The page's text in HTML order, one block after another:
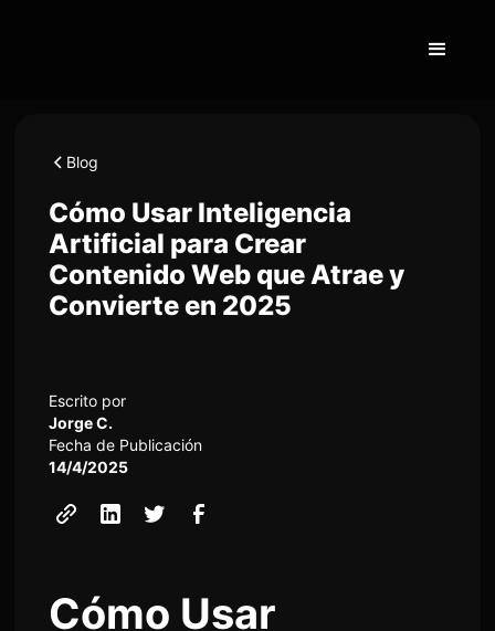
Blog
Cómo Usar Inteligencia
Artificial para Crear
Contenido Web que Atrae y
Convierte en 2025
Escrito por
Jorge C.
Fecha de Publicación
14/4/2025
Cómo Usar